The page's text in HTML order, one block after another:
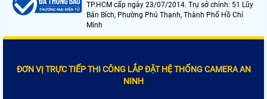
TP.HCM cấp ngày 23/07/2014. Trụ sở chính: 51 Lũy
Bán Bích, Phường Phú Thạnh, Thành Phố Hồ Chí
Minh
ĐƠN VỊ TRỰC TIẾP THI CÔNG LẮP ĐẶT HỆ THỐNG CAMERA AN
NINH